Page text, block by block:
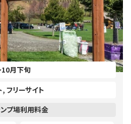
月下旬
フリーサイト